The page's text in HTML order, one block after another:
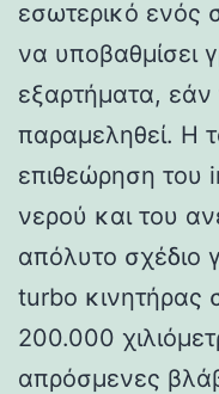
εσωτερικό ενός
να υποβαθμίσει
εξαρτήματα,
παραμεληθεί. Η
επιθεώρηση του
νερού και του
απόλυτο σχέδιο
turbo κινητήρας
200.000
απρόσμενες